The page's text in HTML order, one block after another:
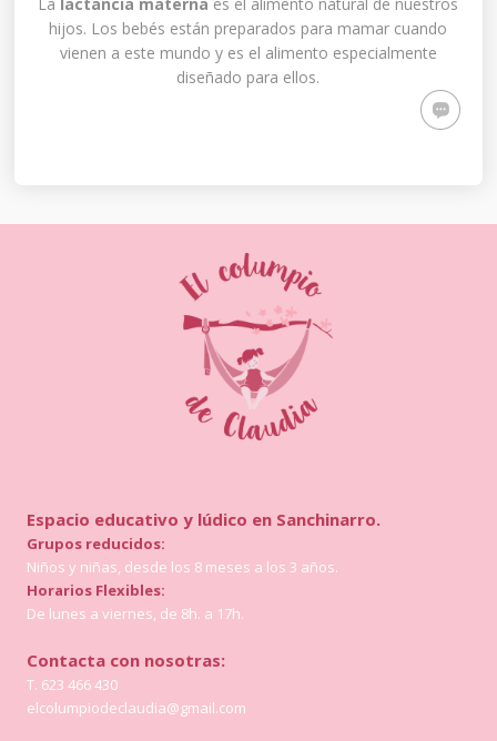
hijos. Los bebés están preparados para mamar cuando
vienen a este mundo y es el alimento especialmente
diseñado para ellos.
Espacio educativo y lúdico en Sanchinarro.
Grupos reducidos:
Niños y niñas, desde los 8 meses a los 3 años.
Horarios Flexibles:
De lunes a viernes, de 8h. a 17h.
Contacta con nosotras:
T. 623 466 430
elcolumpiodeclaudia@gmail.com